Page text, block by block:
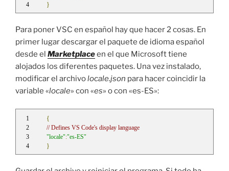
}
Para poner VSC en español hay que hacer 2 cosas. En
primer lugar descargar el paquete de idioma español
desde el Marketplaceen el que Microsoft tiene
alojados los diferentes paquetes. Una vez instalado,
modificar el archivolocale.json para hacer coincidir la
variable «locale» con «es» o con «es-ES»:
{
// Defines VS Code's display language
"locale":"es-ES"
}